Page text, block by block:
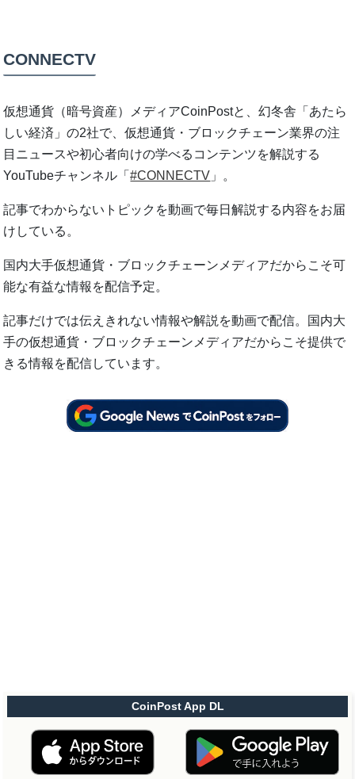
CONNECTV
仮想通貨（暗号資産）メディアCoinPostと、幻冬舎「あたら
しい経済」の2社で、仮想通貨・ブロックチェーン業界の注
目ニュースや初心者向けの学べるコンテンツを解説する
YouTubeチャンネル「#CONNECTV 」。
記事でわからないトピックを動画で毎日解説する内容をお届
けしている。
国内大手仮想通貨・ブロックチェーンメディアだからこそ可
能な有益な情報を配信予定。
記事だけでは伝えきれない情報や解説を動画で配信。国内大
手の仮想通貨・ブロックチェーンメディアだからこそ提供で
きる情報を配信しています。
CoinPost App DL